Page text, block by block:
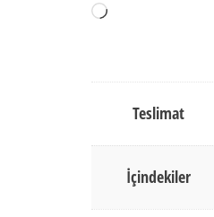
Yükleniyor...
Teslimat
İçindekiler